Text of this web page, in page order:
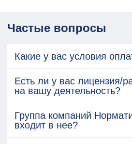
Частые вопросы
Какие у вас условия
Есть ли у вас лицензия/
на вашу деятельность?
Группа компаний
входит в нее?